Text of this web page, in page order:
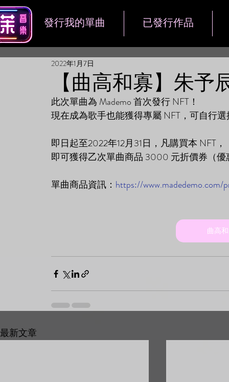
發行我的單曲 已發行作品
【曲高和寡】朱
2022年1月7日
此次單曲為 Mademo 首次發行 NFT！
現在成為歌手也能獲得專屬 NFT，可自
即日起至2022年12月31日，凡購買本 NFT，
即可獲得乙次單曲商品 3000 元折價券（
單曲商品資訊： https://www.madedemo.com/
曲高
最新文章